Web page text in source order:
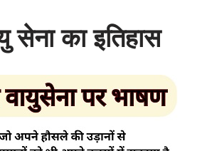
सेना का इतिहास